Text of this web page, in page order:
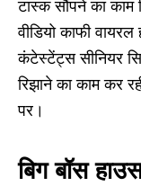
टास्क सौंपने का काम
वीडियो काफी
कंटेस्टेंट्स सीनियर
रिझाने का काम कर
पर।
बिग बॉस